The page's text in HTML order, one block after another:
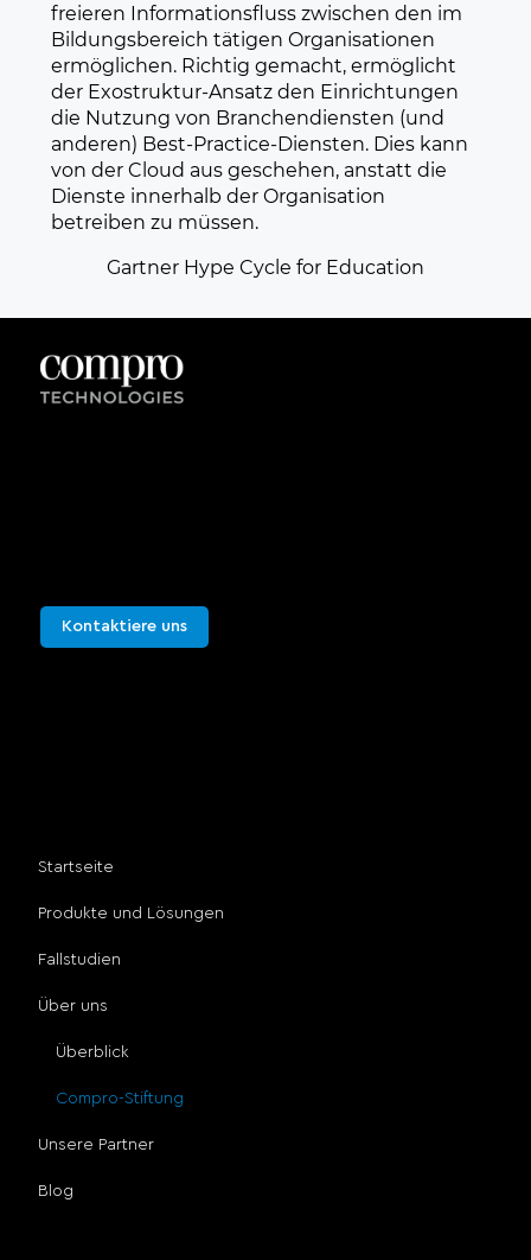
freieren Informationsfluss zwischen den im
Bildungsbereich tätigen Organisationen
ermöglichen. Richtig gemacht, ermöglicht
der Exostruktur-Ansatz den Einrichtungen
die Nutzung von Branchendiensten (und
anderen) Best-Practice-Diensten. Dies kann
von der Cloud aus geschehen, anstatt die
Dienste innerhalb der Organisation
betreiben zu müssen.
Gartner Hype Cycle for Education
Startseite
Produkte und Lösungen
Fallstudien
Über uns
Überblick
Compro-Stiftung
Unsere Partner
Blog
Kontaktiere uns